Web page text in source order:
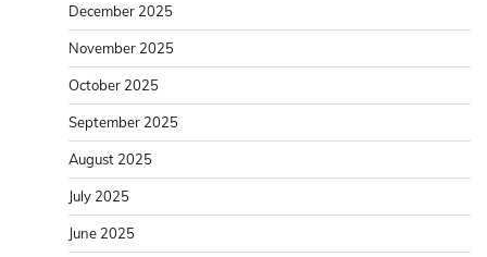
December 2025
November 2025
October 2025
September 2025
August 2025
July 2025
June 2025